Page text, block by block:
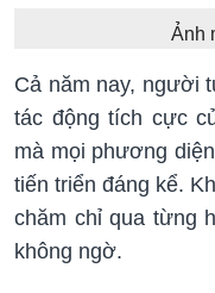
Ảnh
Cả năm nay, người
tác động tích cực
mà mọi phương
tiến triển đáng kể.
chăm chỉ qua từng